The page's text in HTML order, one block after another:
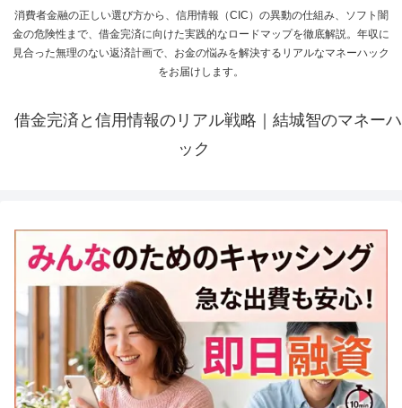
消費者金融の正しい選び方から、信用情報（CIC）の異動の仕組み、ソフト闇
金の危険性まで、借金完済に向けた実践的なロードマップを徹底解説。年収に
見合った無理のない返済計画で、お金の悩みを解決するリアルなマネーハック
をお届けします。
借金完済と信用情報のリアル戦略｜結城智のマネーハ
ック